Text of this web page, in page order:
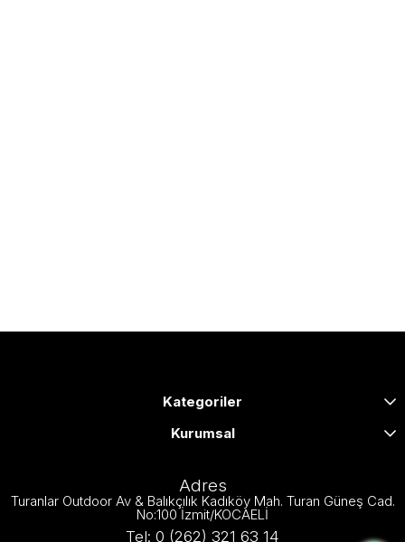
Kategoriler
Kurumsal
Adres
Turanlar Outdoor Av & Balıkçılık Kadıköy Mah. Turan Güneş Cad.
No:100 İzmit/KOCAELİ
Tel: 0 (262) 321 63 14